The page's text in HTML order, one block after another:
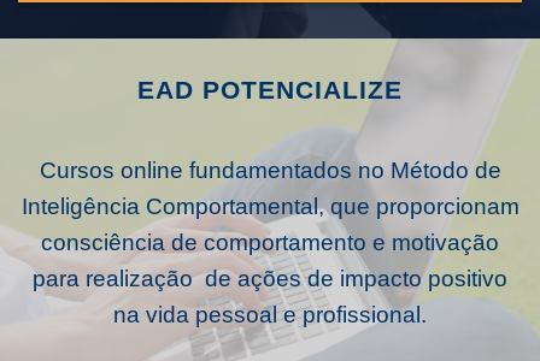
EAD POTENCIALIZE
Cursos online fundamentados no Método de
Inteligência Comportamental, que proporcionam
consciência de comportamento e motivação
para realização de ações de impacto positivo
na vida pessoal e profissional.